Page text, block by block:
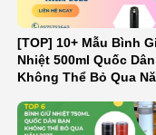
[TOP] 10+ Mẫu Bình
Nhiệt 500ml Quốc
Không Thể Bỏ Qua